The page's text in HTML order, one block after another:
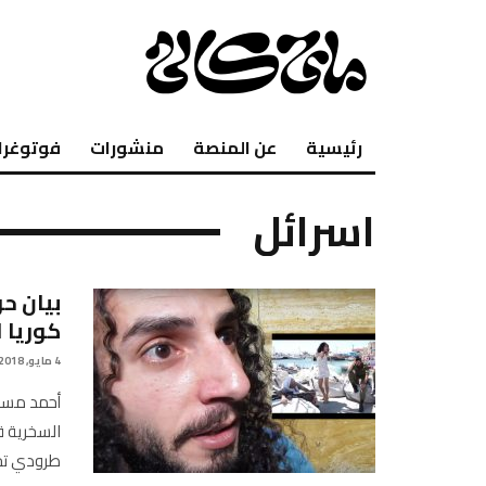
رئيسية عن المنصة منشورات
اسرائل
بيان
4 مايو, 2018
أحمد
طرودي